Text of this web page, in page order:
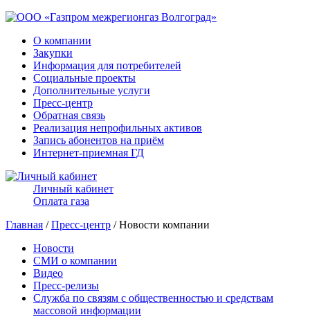
О компании
Закупки
Информация для потребителей
Социальные проекты
Дополнительные услуги
Пресс-центр
Обратная связь
Реализация непрофильных активов
Запись абонентов на приём
Интернет-приемная ГД
Личный кабинет
Оплата газа
Главная /Пресс-центр / Новости компании
Новости
СМИ о компании
Видео
Пресс-релизы
Служба по связям с общественностью и средствам
массовой информации